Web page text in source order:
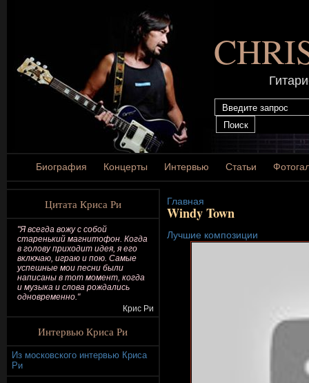
Биография Концерты Интервью Статьи
Цитата Криса Ри
"Я всегда вожу с собой
старенький магнитофон. Когда
в голову приходит идея, я его
включаю, играю и пою. Самые
успешные мои песни были
написаны в тот момент, когда
и музыка и слова рождались
одновременно."
Крис Ри
Интервью Криса Ри
Из московского интервью Криса
Ри
Главная
Windy Town
Лучшие композиции